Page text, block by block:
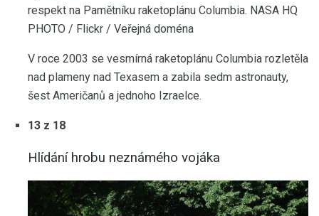
respekt na Pamětníku raketoplánu Columbia. NASA HQ
PHOTO / Flickr / Veřejná doména
V roce 2003 se vesmírná raketoplánu Columbia rozletěla
nad plameny nad Texasem a zabila sedm astronauty,
šest Američanů a jednoho Izraelce.
13 z 18
Hlídání hrobu neznámého vojáka